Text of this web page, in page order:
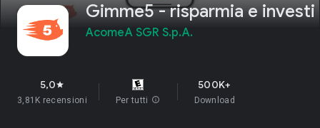
Gimme5 - risparmia e investi
AcomeA SGR S.p.A.
5,0star
3,81K recensioni Per tutti info
500K+
Download